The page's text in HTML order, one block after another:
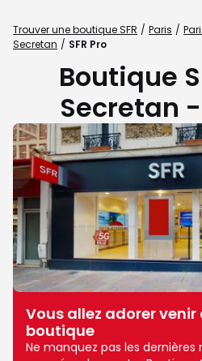
Trouver une boutique SFR Paris
Secretan
SFR Pro
Boutique
Secretan -
Vous allez adorer
boutique
Ne manquez pas les